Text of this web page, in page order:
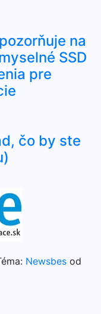
na
SSD
pre
čo by ste
Newsbes od